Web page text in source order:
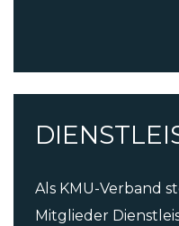
Als KMU-Verband
Mitglieder